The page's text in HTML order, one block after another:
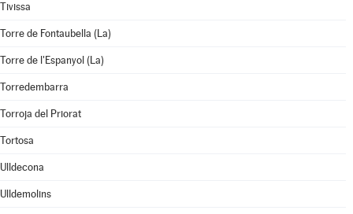
Tivissa
Torre de Fontaubella (La)
Torre de l'Espanyol (La)
Torredembarra
Torroja del Priorat
Tortosa
Ulldecona
Ulldemolins